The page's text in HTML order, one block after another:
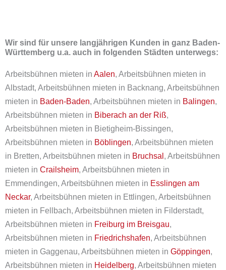
Wir sind für unsere langjährigen Kunden in ganz Baden-
Württemberg u.a. auch in folgenden Städten unterwegs:
Arbeitsbühnen mieten in Aalen, Arbeitsbühnen mieten in
Albstadt, Arbeitsbühnen mieten in Backnang, Arbeitsbühnen
mieten in Baden-Baden, Arbeitsbühnen mieten in Balingen,
Arbeitsbühnen mieten in Biberach an der Riß,
Arbeitsbühnen mieten in Bietigheim-Bissingen,
Arbeitsbühnen mieten in Böblingen, Arbeitsbühnen mieten
in Bretten, Arbeitsbühnen mieten in Bruchsal , Arbeitsbühnen
mieten in Crailsheim, Arbeitsbühnen mieten in
Emmendingen, Arbeitsbühnen mieten in Esslingen am
Neckar, Arbeitsbühnen mieten in Ettlingen, Arbeitsbühnen
mieten in Fellbach, Arbeitsbühnen mieten in Filderstadt,
Arbeitsbühnen mieten in Freiburg im Breisgau,
Arbeitsbühnen mieten in Friedrichshafen, Arbeitsbühnen
mieten in Gaggenau, Arbeitsbühnen mieten in Göppingen,
Arbeitsbühnen mieten in Heidelberg, Arbeitsbühnen mieten